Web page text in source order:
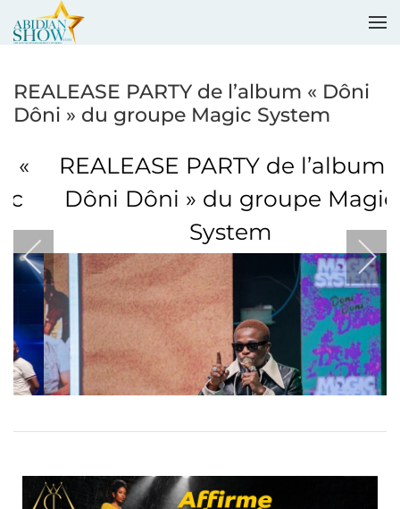
REALEASE PARTY de l’album « Dôni
Dôni » du groupe Magic System
REALEASE PARTY de l’album «
Dôni Dôni » du groupe Magic
System